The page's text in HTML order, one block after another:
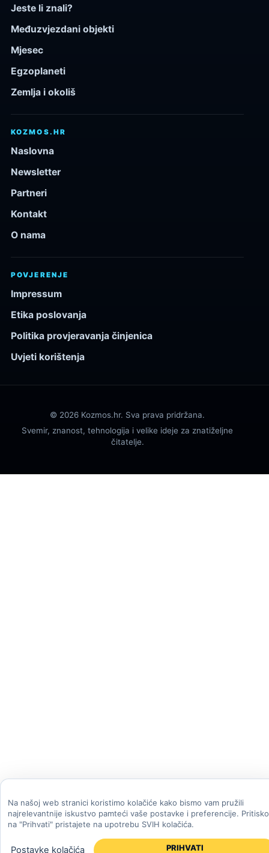
Jeste li znali?
Međuzvjezdani objekti
Mjesec
Egzoplaneti
Zemlja i okoliš
KOZMOS.HR
Naslovna
Newsletter
Partneri
Kontakt
O nama
POVJERENJE
Impressum
Etika poslovanja
Politika provjeravanja činjenica
Uvjeti korištenja
© 2026 Kozmos.hr. Sva prava pridržana.
Svemir, znanost, tehnologija i velike ideje za znatiželjne
čitatelje.
Na našoj web stranici koristimo kolačiće kako bismo vam pružili
najrelevantnije iskustvo pamteći vaše postavke i preferencije.
na "Prihvati" pristajete na upotrebu SVIH kolačića.
Postavke kolačića PRIHVATI